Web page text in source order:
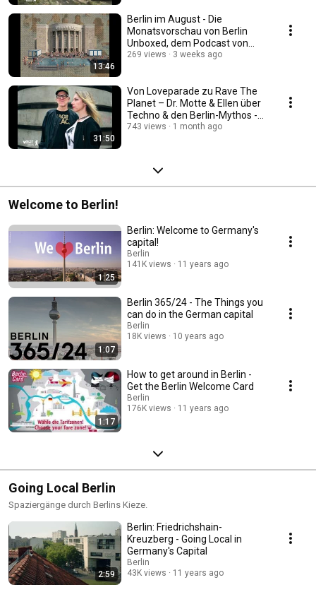
13:46
Berlin im August - Die
Monatsvorschau von Berlin
Unboxed, dem Podcast von
visitBerlin
269 views 3 weeks ago
31:50
Von Loveparade zu Rave The
Planet – Dr. Motte & Ellen über
Techno & den Berlin-Mythos -
visitBerlin
743 views 1 month ago
Welcome to Berlin!
1:25
Berlin: Welcome to Germany's
capital!
Berlin
141K views
11 years ago
1:07
Berlin 365/24 - The Things you
can do in the German capital
Berlin
18K views
10 years ago
1:17
How to get around in Berlin -
Get the Berlin Welcome Card
Berlin
176K views
11 years ago
Going Local Berlin
Spaziergänge durch Berlins Kieze.
2:59
Berlin: Friedrichshain-
Kreuzberg - Going Local in
Germany's Capital
Berlin
43K views
11 years ago